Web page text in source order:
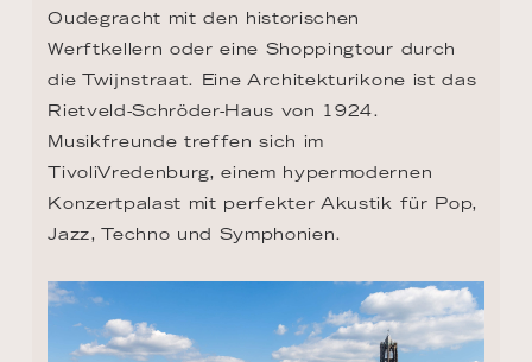
Oudegracht mit den historischen
Werftkellern oder eine Shoppingtour durch
die Twijnstraat. Eine Architekturikone ist das
Rietveld-Schröder-Haus von 1924.
Musikfreunde treffen sich im
TivoliVredenburg, einem hypermodernen
Konzertpalast mit perfekter Akustik für Pop,
Jazz, Techno und Symphonien.